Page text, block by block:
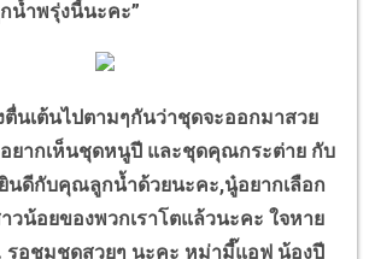
น้ำพรุ่งนี้นะคะ”
เต้นไปตามๆกันว่าชุดจะออกมาสวย
ยากเห็นชุดหนูปี และชุดคุณกระต่าย กับ
ดีกับคุณลูกน้ำด้วยนะคะ,นู๋อยากเลือก
วน้อยของพวกเราโตแล้วนะคะ ใจหาย
อชมชุดสวยๆ นะคะ หม่ามี๊แอฟ น้องปี